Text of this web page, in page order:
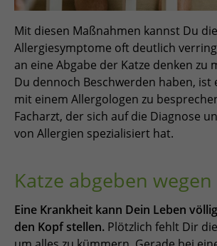
Mit diesen Maßnahmen kannst Du die
Allergiesymptome oft deutlich
an eine Abgabe der Katze denken zu
Du dennoch Beschwerden haben, ist
mit einem Allergologen zu
Facharzt, der sich auf die Diagnose
von Allergien spezialisiert hat.
Katze abgeben
Eine Krankheit kann Dein Leben
den Kopf stellen. Plötzlich fehlt Dir